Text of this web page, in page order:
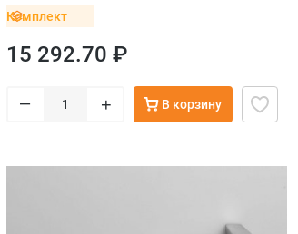
серый орион
Комплект
15 292.70 ₽
– + В корзину